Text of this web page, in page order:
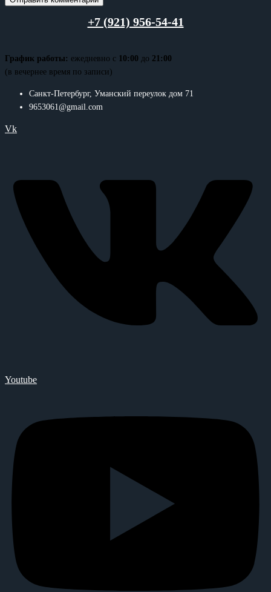
+7 (921) 956-54-41
График работы: ежедневно с 10:00 до 21:00
(в вечернее время по записи)
Санкт-Петербург, Уманский переулок дом 71
9653061@gmail.com
Vk
Youtube